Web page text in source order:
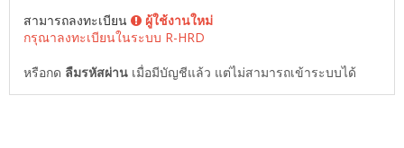
สามารถลงทะเบียน
ผู้ใช้งานใหม่
กรุณาลงทะเบียนในระบบ R-HRD
หรือกด ลืมรหัสผ่าน เมื่อมีบัญชีแล้ว แต่ไม่สามารถเข้าระบบได้